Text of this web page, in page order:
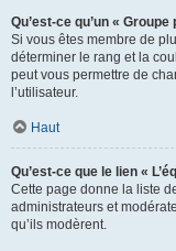
Qu’est-ce qu’un «
Si vous êtes membre de
déterminer le rang et la
peut vous permettre de
l’utilisateur.
Haut
Qu’est-ce que le lien «
Cette page donne la liste
administrateurs et
qu’ils modèrent.